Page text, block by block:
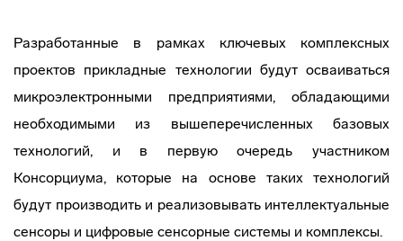
Разработанные в рамках ключевых комплексных
проектов прикладные технологии будут осваиваться
микроэлектронными предприятиями, обладающими
необходимыми из вышеперечисленных базовых
технологий, и в первую очередь участником
Консорциума, которые на основе таких технологий
будут производить и реализовывать интеллектуальные
сенсоры и цифровые сенсорные системы и комплексы.